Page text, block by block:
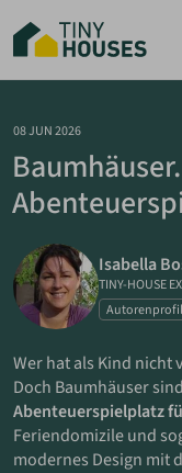
Hauptinhalt
springen
HÄUSER
BERATUNG
RATGEBER
ÜBER UNS
08 JUN 2026
Isabella
TINY-HOUSE
Autorenprofil
Wer hat als Kind nicht
Doch Baumhäuser
Abenteuerspielplatz
Feriendomizile und
modernes Design mit